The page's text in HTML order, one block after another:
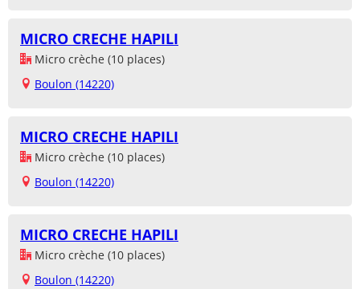
MICRO CRECHE HAPILI
Micro crèche (10 places)
Boulon (14220)
MICRO CRECHE HAPILI
Micro crèche (10 places)
Boulon (14220)
MICRO CRECHE HAPILI
Micro crèche (10 places)
Boulon (14220)